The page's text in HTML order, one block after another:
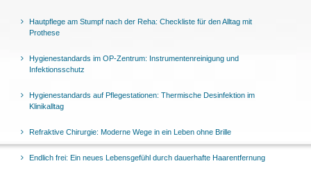
Hautpflege am Stumpf nach der Reha: Checkliste für den Alltag mit
Prothese
Hygienestandards im OP-Zentrum: Instrumentenreinigung und
Infektionsschutz
Hygienestandards auf Pflegestationen: Thermische Desinfektion im
Klinikalltag
Refraktive Chirurgie: Moderne Wege in ein Leben ohne Brille
Endlich frei: Ein neues Lebensgefühl durch dauerhafte Haarentfernung